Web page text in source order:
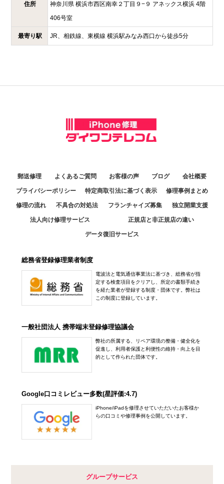
住所
神奈川県 横浜市西区南幸２丁目９−９ アネックス横浜 4階
406号室
最寄り駅 JR、相鉄線、東横線 横浜駅みなみ西口から徒歩5分
郵送修理 よくあるご質問 お客様の声 ブログ 会社概要
プライバシーポリシー 特定商取引法に基づく表示 修理事例まとめ
修理の流れ 不具合の対処法 フランチャイズ募集 独立開業支援
法人向け修理サービス 正規店と非正規店の違い
データ復旧サービス
総務省登録修理業者制度
電波法と電気通信事業法に基づき、総務省が指
定する検査項目をクリアし、所定の書類手続き
を経た業者が登録する制度・団体です。弊社は
この制度に登録しています。
一般社団法人 携帯端末登録修理協議会
弊社の所属する、リペア環境の整備・健全化を
促進し、利用者保護と利便性の維持・向上を目
的として作られた団体です。
Google口コミレビュー多数(星評価:4.7)
iPhone/iPadを修理させていただいたお客様か
らの口コミや修理事例を公開しています。
グループサービス